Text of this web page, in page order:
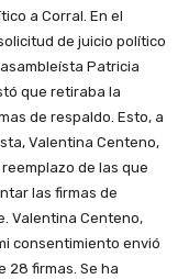
a Corral. En el
de juicio político
Patricia
que retiraba la
de respaldo. Esto, a
Valentina Centeno,
de las que
las firmas de
Valentina Centeno,
consentimiento envió
28 firmas. Se ha